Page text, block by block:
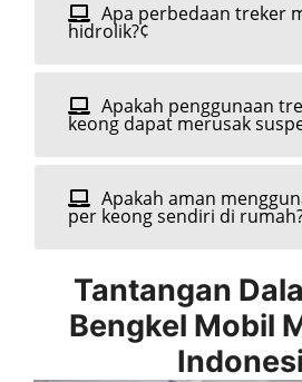
Apa perbedaan treker
hidrolik?¢
Apakah penggunaan
keong dapat merusak
Apakah aman
per keong sendiri di
Tantangan
Bengkel Mobil